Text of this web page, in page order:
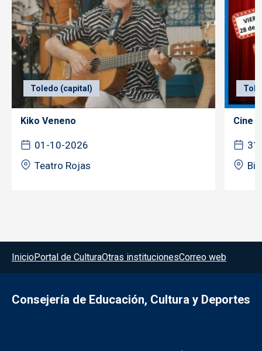
Toledo (capital)
Kiko Veneno
01-10-2026
Teatro Rojas
Cine
Menú del pie
InicioPortal de CulturaOtras institucionesCorreo web
Consejería de Educación, Cultura y Deportes